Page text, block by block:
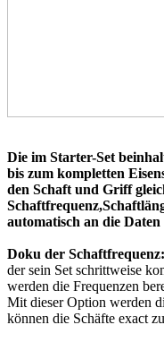
Die im Starter-Set
bis zum kompletten
den Schaft und Griff
automatisch an die Daten
Doku der Schaftfrequenz:
der sein Set schrittweise
werden die Frequenzen
Mit dieser Option werden
können die Schäfte exact